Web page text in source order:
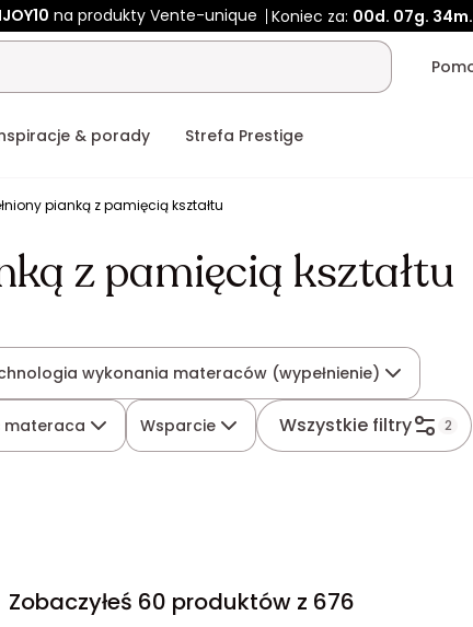
na produkty Vente-unique Koniec za:00d. 07g. 34m.
& porady Strefa Prestige
pianką z pamięcią kształtu
z pamięcią kształtu
wykonania materaców (wypełnienie)
materaca Wsparcie Wszystkie filtry 2
Zobaczyłeś 60 produktów z 676